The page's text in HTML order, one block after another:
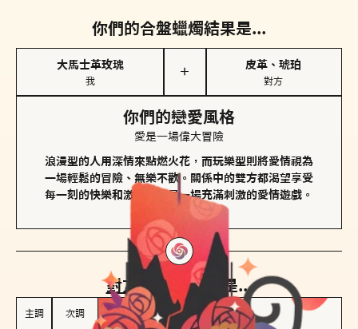
你們的合盤蠟燭結果是...
大馬士革玫瑰
我
＋
皮革、琥珀
對方
你們的戀愛風格
愛是一場偉大冒險
浪漫型的人用深情來點燃火花，而玩樂型則將愛情視為
一場輕鬆的冒險、無樂不歡。關係中的雙方都渴望享受
每一刻的快樂和激動，像是一場充滿刺激的愛情遊戲。
對方的主調蠟燭是...
主調 次調